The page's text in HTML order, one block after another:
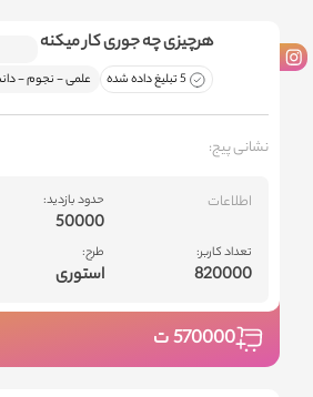
هرچیزی چه جوری کار میکنه
5 تبلیغ داده شده علمی - نجوم -
نشانی پیج:
اطلاعات
تعداد کاربر:
820000
حدود بازدید:
50000
طرح:
استوری
570000ت